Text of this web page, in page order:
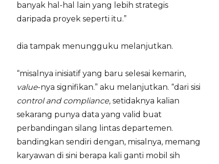
banyak hal-hal lain yang lebih strategis
daripada proyek seperti itu.”
dia tampak menungguku melanjutkan.
“misalnya inisiatif yang baru selesai kemarin,
value-nya signifikan.” aku melanjutkan. “dari sisi
control and compliance, setidaknya kalian
sekarang punya data yang valid buat
perbandingan silang lintas departemen.
bandingkan sendiri dengan, misalnya, memang
karyawan di sini berapa kali ganti mobil sih